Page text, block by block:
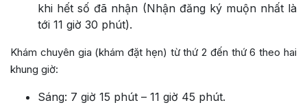
khi hết số đã nhận (Nhận đăng ký muộn nhất là
tới 11 giờ 30 phút).
Khám chuyên gia (khám đặt hẹn) từ thứ 2 đến thứ 6 theo hai
khung giờ:
Sáng: 7 giờ 15 phút – 11 giờ 45 phút.